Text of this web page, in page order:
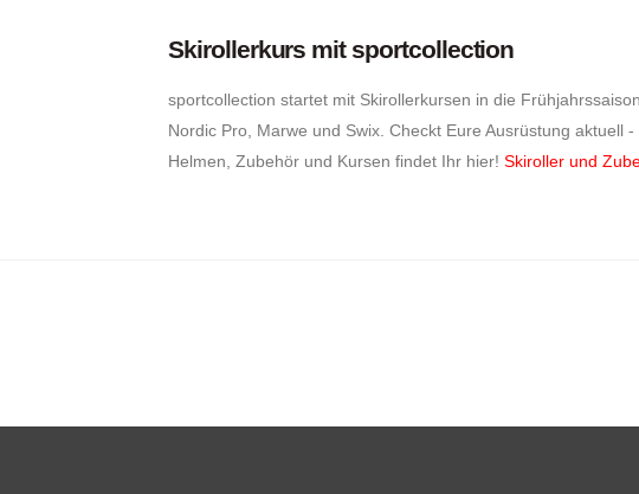
Skirollerkurs mit sportcollection
sportcollection startet mit Skirollerkursen in die
Nordic Pro, Marwe und Swix. Checkt Eure Ausrüstung aktuell
Helmen, Zubehör und Kursen findet Ihr hier! Skiroller und